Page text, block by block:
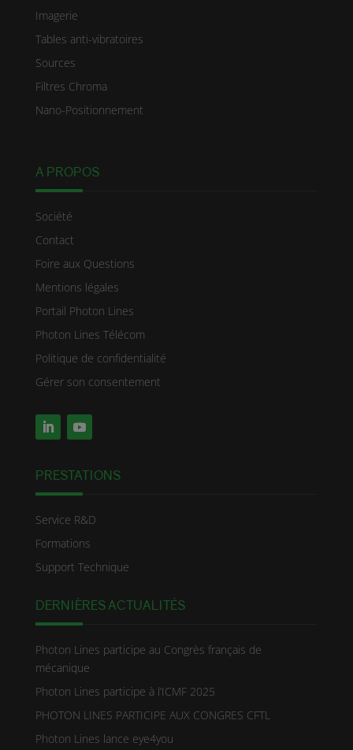
Imagerie
Tables anti-vibratoires
Sources
Filtres Chroma
Nano-Positionnement
A PROPOS
Société
Contact
Foire aux Questions
Mentions légales
Portail Photon Lines
Photon Lines Télécom
Politique de confidentialité
Gérer son consentement
PRESTATIONS
Service R&D
Formations
Support Technique
DERNIÈRES ACTUALITÉS
Photon Lines participe au Congrès français de
mécanique
Photon Lines participe à l’ICMF 2025
PHOTON LINES PARTICIPE AUX CONGRES CFTL
Photon Lines lance eye4you